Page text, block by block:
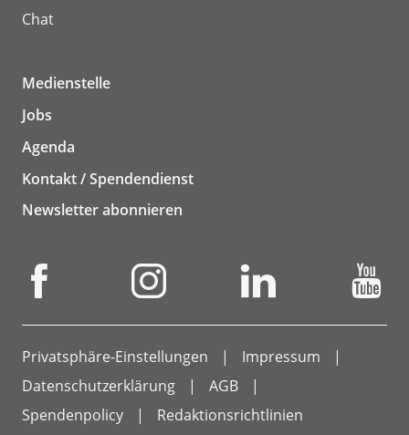
Chat
Medienstelle
Jobs
Agenda
Kontakt / Spendendienst
Newsletter abonnieren
Privatsphäre-Einstellungen
Impressum
Datenschutzerklärung
AGB
Spendenpolicy
Redaktionsrichtlinien